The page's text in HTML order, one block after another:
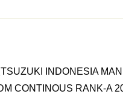
INDONESIA
CONTINOUS RANK-A